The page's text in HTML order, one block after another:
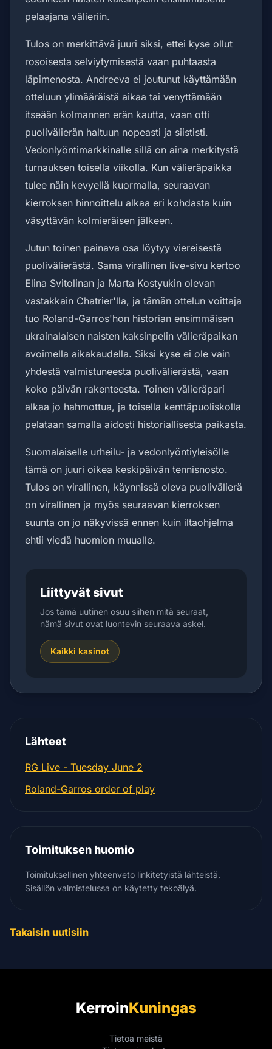
pelaajana välieriin.
Tulos on merkittävä juuri siksi, ettei kyse ollut
rosoisesta selviytymisestä vaan puhtaasta
läpimenosta. Andreeva ei joutunut käyttämään
otteluun ylimääräistä aikaa tai venyttämään
itseään kolmannen erän kautta, vaan otti
puolivälierän haltuun nopeasti ja siististi.
Vedonlyöntimarkkinalle sillä on aina merkitystä
turnauksen toisella viikolla. Kun välieräpaikka
tulee näin kevyellä kuormalla, seuraavan
kierroksen hinnoittelu alkaa eri kohdasta kuin
väsyttävän kolmieräisen jälkeen.
Jutun toinen painava osa löytyy viereisestä
puolivälierästä. Sama virallinen live-sivu kertoo
Elina Svitolinan ja Marta Kostyukin olevan
vastakkain Chatrier'lla, ja tämän ottelun voittaja
tuo Roland-Garros'hon historian ensimmäisen
ukrainalaisen naisten kaksinpelin välieräpaikan
avoimella aikakaudella. Siksi kyse ei ole vain
yhdestä valmistuneesta puolivälierästä, vaan
koko päivän rakenteesta. Toinen välieräpari
alkaa jo hahmottua, ja toisella kenttäpuoliskolla
pelataan samalla aidosti historiallisesta paikasta.
Suomalaiselle urheilu- ja vedonlyöntiyleisölle
tämä on juuri oikea keskipäivän tennisnosto.
Tulos on virallinen, käynnissä oleva puolivälierä
on virallinen ja myös seuraavan kierroksen
suunta on jo näkyvissä ennen kuin iltaohjelma
ehtii viedä huomion muualle.
Liittyvät sivut
Jos tämä uutinen osuu siihen mitä seuraat,
nämä sivut ovat luontevin seuraava askel.
Kaikki kasinot
Lähteet
RG Live - Tuesday June 2
Roland-Garros order of play
Toimituksen huomio
Toimituksellinen yhteenveto linkitetyistä lähteistä.
Sisällön valmistelussa on käytetty tekoälyä.
Takaisin uutisiin
KerroinKuningas
Tietoa meistä